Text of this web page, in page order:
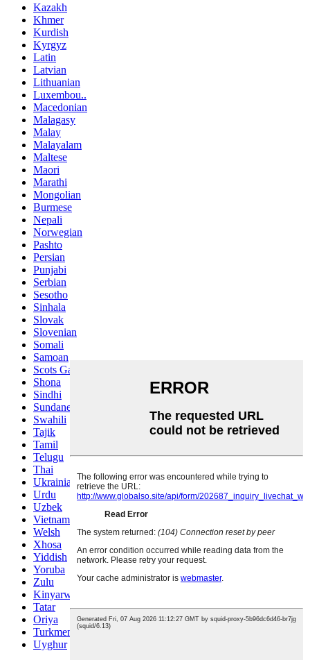
Kazakh
Khmer
Kurdish
Kyrgyz
Latin
Latvian
Lithuanian
Luxembou..
Macedonian
Malagasy
Malay
Malayalam
Maltese
Maori
Marathi
Mongolian
Burmese
Nepali
Norwegian
Pashto
Persian
Punjabi
Serbian
Sesotho
Sinhala
Slovak
Slovenian
Somali
Samoan
Scots Gaelic
Shona
Sindhi
Sundanese
Swahili
Tajik
Tamil
Telugu
Thai
Ukrainian
Urdu
Uzbek
Vietnamese
Welsh
Xhosa
Yiddish
Yoruba
Zulu
Kinyarwanda
Tatar
Oriya
Turkmen
Uyghur